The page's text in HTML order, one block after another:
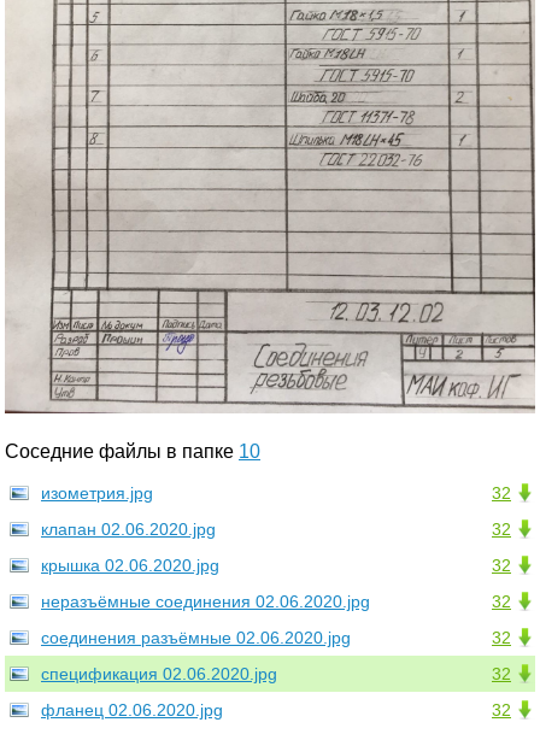
Соседние файлы в папке 10
32
изометрия.jpg
32
клапан 02.06.2020.jpg
32
крышка 02.06.2020.jpg
32
неразъёмные соединения 02.06.2020.jpg
32
соединения разъёмные 02.06.2020.jpg
32
спецификация 02.06.2020.jpg
32
фланец 02.06.2020.jpg